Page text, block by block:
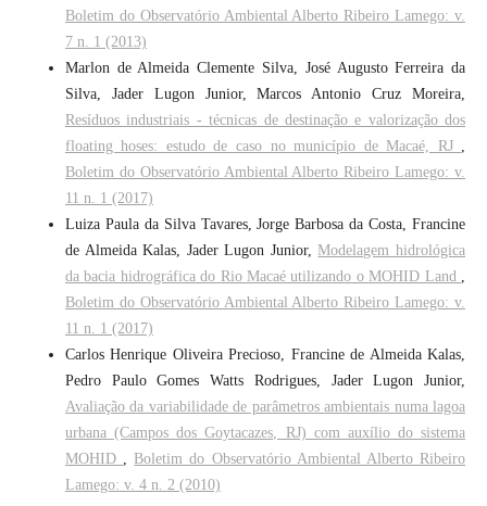
Boletim do Observatório Ambiental Alberto Ribeiro Lamego: v.
7 n. 1 (2013)
Marlon de Almeida Clemente Silva, José Augusto Ferreira da
Silva, Jader Lugon Junior, Marcos Antonio Cruz Moreira,
Resíduos industriais - técnicas de destinação e valorização dos
floating hoses: estudo de caso no município de Macaé, RJ
Boletim do Observatório Ambiental Alberto Ribeiro Lamego: v.
11 n. 1 (2017)
Luiza Paula da Silva Tavares, Jorge Barbosa da Costa, Francine
de Almeida Kalas, Jader Lugon Junior, Modelagem hidrológica
da bacia hidrográfica do Rio Macaé utilizando o MOHID Land
Boletim do Observatório Ambiental Alberto Ribeiro Lamego: v.
11 n. 1 (2017)
Carlos Henrique Oliveira Precioso, Francine de Almeida Kalas,
Pedro Paulo Gomes Watts Rodrigues, Jader Lugon Junior,
Avaliação da variabilidade de parâmetros ambientais numa lagoa
urbana (Campos dos Goytacazes, RJ) com auxílio do sistema
MOHID
Boletim do Observatório Ambiental Alberto Ribeiro
Lamego: v. 4 n. 2 (2010)